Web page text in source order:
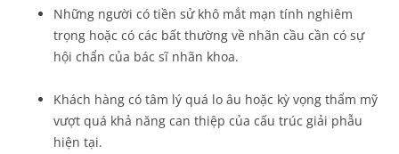
Những người có tiền sử khô mắt mạn tính nghiêm
trọng hoặc có các bất thường về nhãn cầu cần có sự
hội chẩn của bác sĩ nhãn khoa.
Khách hàng có tâm lý quá lo âu hoặc kỳ vọng thẩm mỹ
vượt quá khả năng can thiệp của cấu trúc giải phẫu
hiện tại.